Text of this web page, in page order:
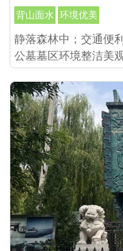
背山面水 环境优美
静落森林中；交通便
公墓墓区环境整洁美
石等不同造型的墓穴